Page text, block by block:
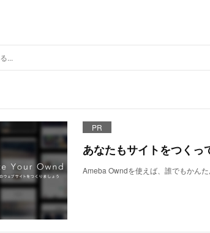
PR
あなたもサイトをつくっ
Ameba Owndを使えば、誰でもかん